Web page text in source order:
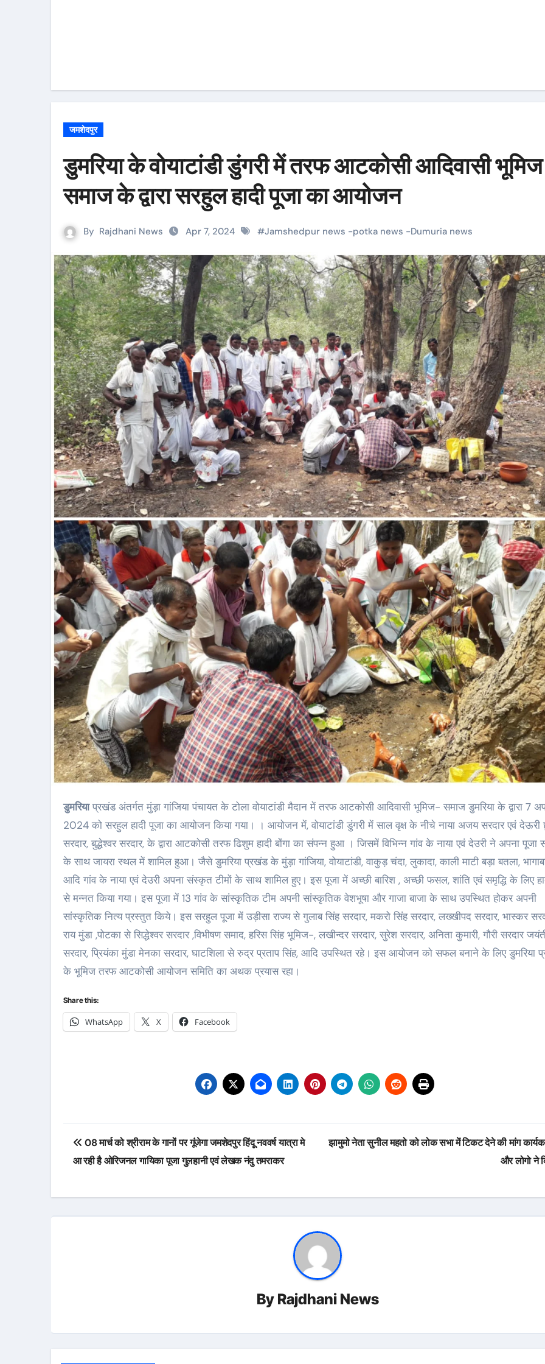
जमशेदपुर
डुमरिया के वोयाटांडी डुंगरी में तरफ आटकोसी आदिवासी भूमिज
समाज के द्वारा सरहुल हादी पूजा का आयोजन
By Rajdhani News Apr 7, 2024 #Jamshedpur news -potka news -Dumuria news
डुमरियाप्रखंड अंतर्गत मुंड़ा गांजिया पंचायत के टोला वोयाटांडी मैदान में तरफ आटकोसी आदिवासी भूमिज- समाज डुमरिया के द्वारा 7
2024 को सरहुल हादी पूजा का आयोजन किया गया। । आयोजन में, वोयाटांडी डुंगरी में साल वृक्ष के नीचे नाया अजय सरदार एवं
सरदार, बुद्धेश्वर सरदार, के द्वारा आटकोसी तरफ ढिशुम हादी बोंगा का संपन्न हुआ । जिसमें विभिन्न गांव के नाया एवं देउरी ने अपना पूजा
के साथ जायरा स्थल में शामिल हुआ। जैसे डुमरिया प्रखंड के मुंड़ा गांजिया, वोयाटांडी, वाकुड़ चंदा, लुकादा, काली माटी बड़ा बतला,
आदि गांव के नाया एवं देउरी अपना संस्कृत टीमों के साथ शामिल हुए। इस पूजा में अच्छी बारिश , अच्छी फसल, शांति एवं समृद्धि के लिए
से मन्नत किया गया। इस पूजा में 13 गांव के सांस्कृतिक टीम अपनी सांस्कृतिक वेशभूषा और गाजा बाजा के साथ उपस्थित होकर अपनी
सांस्कृतिक नित्य प्रस्तुत किये। इस सरहुल पूजा में उड़ीसा राज्य से गुलाब सिंह सरदार, मकरो सिंह सरदार, लख्खीपद सरदार, भास्कर
राय मुंडा ,पोटका से सिद्धेश्वर सरदार ,विभीषण समाद, हरिस सिंह भूमिज-, लखीन्दर सरदार, सुरेश सरदार, अनिता कुमारी, गौरी सरदार
सरदार, प्रियंका मुंडा मेनका सरदार, घाटशिला से रुद्र प्रताप सिंह, आदि उपस्थित रहे। इस आयोजन को सफल बनाने के लिए डुमरिया
के भूमिज तरफ आटकोसी आयोजन समिति का अथक प्रयास रहा।
Share this:
WhatsApp X Facebook
Post
navigation
08 मार्च को श्रीराम के गानों पर गूंजेगा जमशेदपुर हिंदू नववर्ष यात्रा मे
आ रही है ओरिजनल गायिका पूजा गुलहानी एवं लेखक नंदु तमराकर
झामुमो नेता सुनील महतो को लोक सभा में टिकट देने की मांग
और लोगो ने
By Rajdhani News